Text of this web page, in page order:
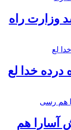
وزارت راه
خدا لع
آسارا هم